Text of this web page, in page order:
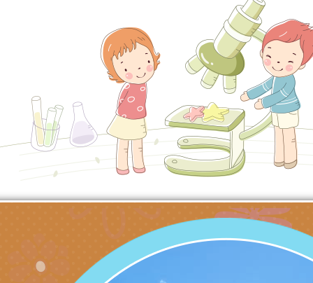
習營」等師生，參訪
「第56屆全國技能競
字稿及LCD託播影（
轉知衛生福利部社會
檢送該部國民健康
產期高風險孕產婦（
關懷計畫」說明1份
有關社團法人中華民
家長協會(以下稱該
「115年度『視界同
庭支持與分享系列講
場線上座談會」活動
檢送桃園市政府家庭
「小桃家3月課程資
檢送本府新聞處115
安全宣導標語播放表
宣導影像素材
檢送行政院新聞傳播
月份公共服務政策溝
其合輯一覽表1份（
https://reurl.cc/
檢送桃園市立慈文國
「115學年度體育班
明會」
函轉有關司法院辦理
制度宣導活動
財團法人人本教育文